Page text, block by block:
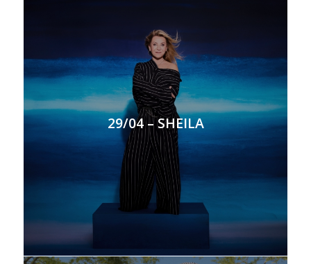
29/04 – SHEILA